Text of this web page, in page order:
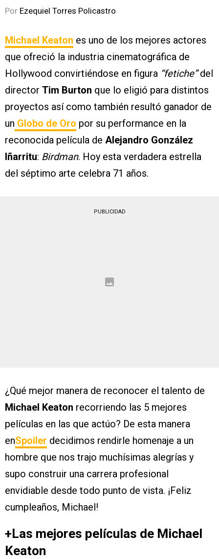
Por Ezequiel Torres Policastro
Michael Keaton es uno de los mejores actores
que ofreció la industria cinematográfica de
Hollywood convirtiéndose en figura “fetiche”del
director Tim Burton que lo eligió para distintos
proyectos así como también resultó ganador de
un Globo de Oro por su performance en la
reconocida película de Alejandro González
Iñarritu: Birdman. Hoy esta verdadera estrella
del séptimo arte celebra 71 años.
PUBLICIDAD
¿Qué mejor manera de reconocer el talento de
Michael Keaton recorriendo las 5 mejores
películas en las que actúo? De esta manera
enSpoiler decidimos rendirle homenaje a un
hombre que nos trajo muchísimas alegrías y
supo construir una carrera profesional
envidiable desde todo punto de vista. ¡Feliz
cumpleaños, Michael!
+Las mejores películas de Michael
Keaton